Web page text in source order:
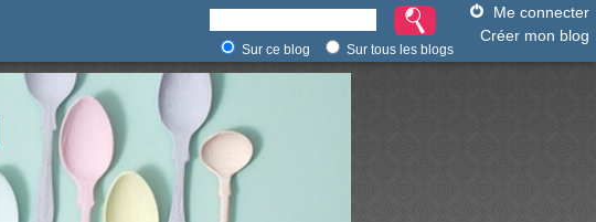
Me connecter
Créer mon blog
Sur ce blog Sur tous les blogs